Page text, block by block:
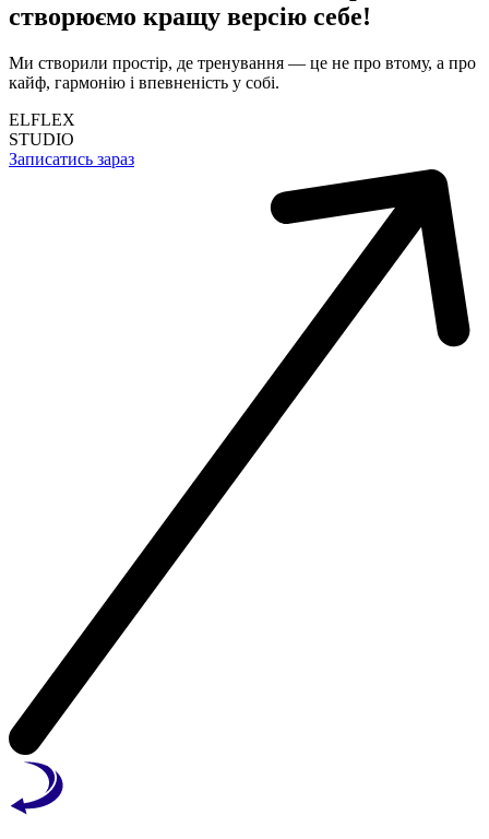
створюємо кращу версію себе!
Ми створили простір, де тренування — це не про втому, а про
кайф, гармонію і впевненість у собі.
ELFLEX
STUDIO
Записатись зараз